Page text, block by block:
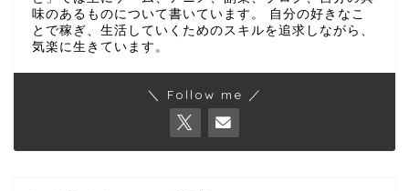
味のあるものについて書いています。 自分の好きなこ
とで稼ぎ、生活していくためのスキルを追求しながら、
気楽に生きています。
＼ Follow me ／